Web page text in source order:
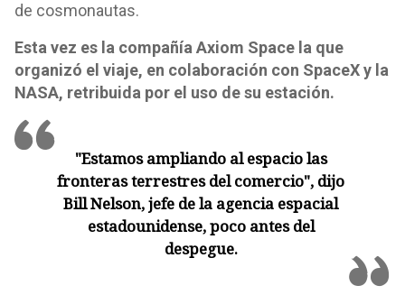
de cosmonautas.
Esta vez es la compañía Axiom Space la que
organizó el viaje, en colaboración con SpaceX y la
NASA, retribuida por el uso de su estación.
"Estamos ampliando al espacio las
fronteras terrestres del comercio", dijo
Bill Nelson, jefe de la agencia espacial
estadounidense, poco antes del
despegue.